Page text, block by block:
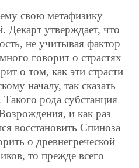
свою метафизику
Декарт утверждает, что
не учитывая фактор
говорит о страстях
о том, как эти страсти
началу, так сказать
рода субстанция
и как раз
восстановить Спиноза
о древнегреческой
то прежде всего